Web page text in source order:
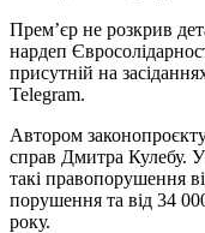
Прем’єр не розкрив
нардеп
присутній на
Telegram.
Автором
справ Дмитра Кулебу.
такі правопорушення
порушення та від 34
року.